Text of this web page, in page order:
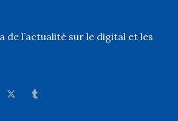
de l’actualité sur le digital et les